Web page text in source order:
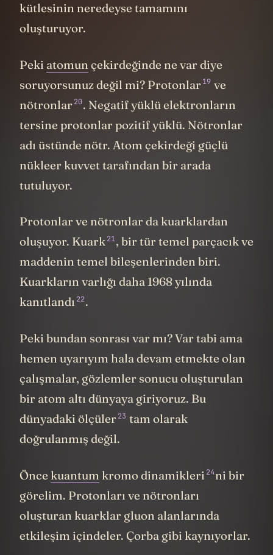
kütlesinin neredeyse tamamını
oluşturuyor.
Peki atomun çekirdeğinde ne var diye
soruyorsunuz değil mi? Protonlar19 ve
nötronlar20. Negatif yüklü elektronların
tersine protonlar pozitif yüklü. Nötronlar
adı üstünde nötr. Atom çekirdeği güçlü
nükleer kuvvet tarafından bir arada
tutuluyor.
Protonlar ve nötronlar da kuarklardan
oluşuyor. Kuark21, bir tür temel parçacık ve
maddenin temel bileşenlerinden biri.
Kuarkların varlığı daha 1968 yılında
kanıtlandı 22.
Peki bundan sonrası var mı? Var tabi ama
hemen uyarıyım hala devam etmekte olan
çalışmalar, gözlemler sonucu oluşturulan
bir atom altı dünyaya giriyoruz. Bu
dünyadaki ölçüler23 tam olarak
doğrulanmış değil.
Önce kuantum kromo dinamikleri 24ni bir
görelim. Protonları ve nötronları
oluşturan kuarklar gluon alanlarında
etkileşim içindeler. Çorba gibi kaynıyorlar.